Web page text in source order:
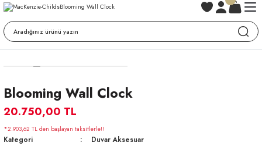
Blooming Wall Clock
20.750,00 TL
*2.903,62 TL den başlayan taksitlerle!!
Kategori
Duvar Aksesuar